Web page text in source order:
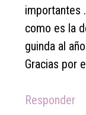
importantes
como es la
guinda al
Gracias por
Responder